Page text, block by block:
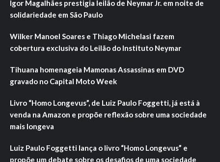
Igor Magalhães prestigia leilão de Neymar Jr. em noite de
solidariedade em São Paulo
Wilker Manoel Soares e Thiago Michelasi fazem
cobertura exclusiva do Leilão do Instituto Neymar
Tihuana homenageia Mamonas Assassinas em DVD
gravado no Capital Moto Week
Livro “Homo Longevus”, de Luiz Paulo Foggetti, já está à
venda na Amazon e propõe reflexão sobre uma sociedade
mais longeva
Luiz Paulo Foggetti lança o livro “Homo Longevus” e
propõe um debate sobre os desafios de uma sociedade